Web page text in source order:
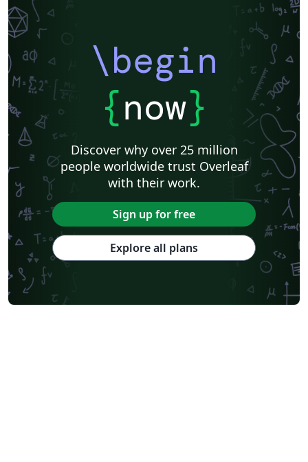
\begin
{now}
Discover why over 25 million
people worldwide trust Overleaf
with their work.
Sign up for free
Explore all plans